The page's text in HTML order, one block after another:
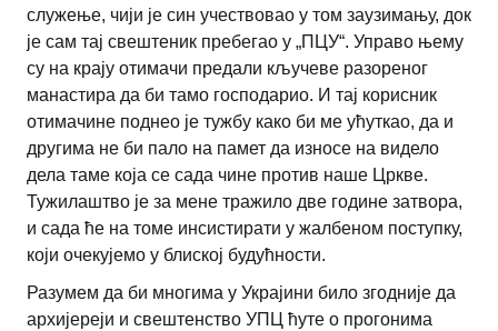
служење, чији је син учествовао у том заузимању, док
је сам тај свештеник пребегао у „ПЦУ“. Управо њему
су на крају отимачи предали кључеве разореног
манастира да би тамо господарио. И тај корисник
отимачине поднео је тужбу како би ме ућуткао, да и
другима не би пало на памет да износе на видело
дела таме која се сада чине против наше Цркве.
Тужилаштво је за мене тражило две године затвора,
и сада ће на томе инсистирати у жалбеном поступку,
који очекујемо у блиској будућности.
Разумем да би многима у Украјини било згодније да
архијереји и свештенство УПЦ ћуте о прогонима